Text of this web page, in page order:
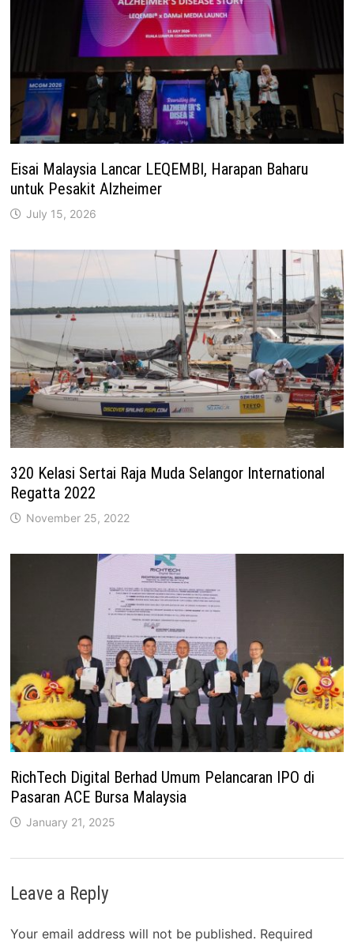
Eisai Malaysia Lancar LEQEMBI, Harapan Baharu
untuk Pesakit Alzheimer
July 15, 2026
320 Kelasi Sertai Raja Muda Selangor International
Regatta 2022
November 25, 2022
RichTech Digital Berhad Umum Pelancaran IPO di
Pasaran ACE Bursa Malaysia
January 21, 2025
Leave a Reply
Your email address will not be published. Required